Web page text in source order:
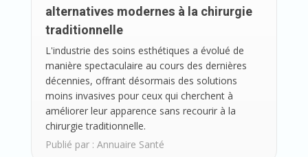
alternatives modernes à la chirurgie
traditionnelle
L'industrie des soins esthétiques a évolué de
manière spectaculaire au cours des dernières
décennies, offrant désormais des solutions
moins invasives pour ceux qui cherchent à
améliorer leur apparence sans recourir à la
chirurgie traditionnelle.
Publié par : Annuaire Santé